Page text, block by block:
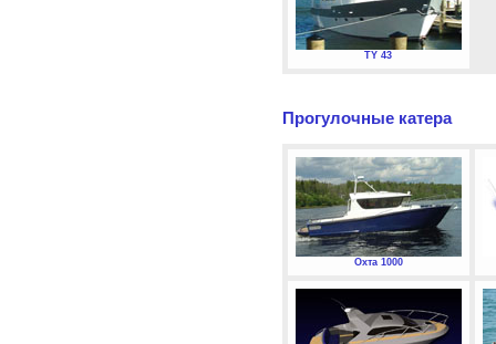
TY 43
Прогулочные катера
Охта 1000